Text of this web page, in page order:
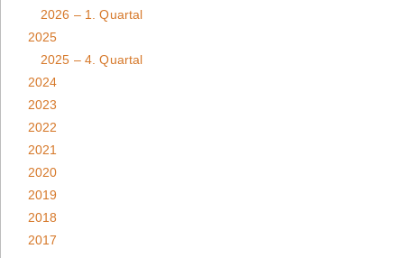
2026 – 1. Quartal
2025
2025 – 4. Quartal
2024
2023
2022
2021
2020
2019
2018
2017